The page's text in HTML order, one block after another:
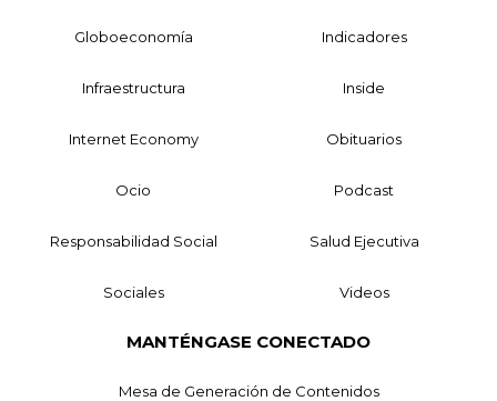
Globoeconomía Indicadores
Infraestructura Inside
Internet Economy Obituarios
Ocio Podcast
Responsabilidad Social Salud Ejecutiva
Sociales Videos
MANTÉNGASE CONECTADO
Mesa de Generación de Contenidos